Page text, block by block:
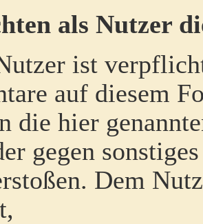
als Nutzer
ist
auf diesem
die hier
gegen
Dem